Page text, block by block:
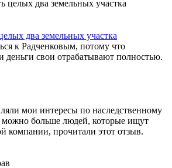
два земельных участка
к Радченковым, потому что
деньги свои отрабатывают полностью.
мои интересы по наследственному
можно больше людей, которые ищут
компании, прочитали этот отзыв.